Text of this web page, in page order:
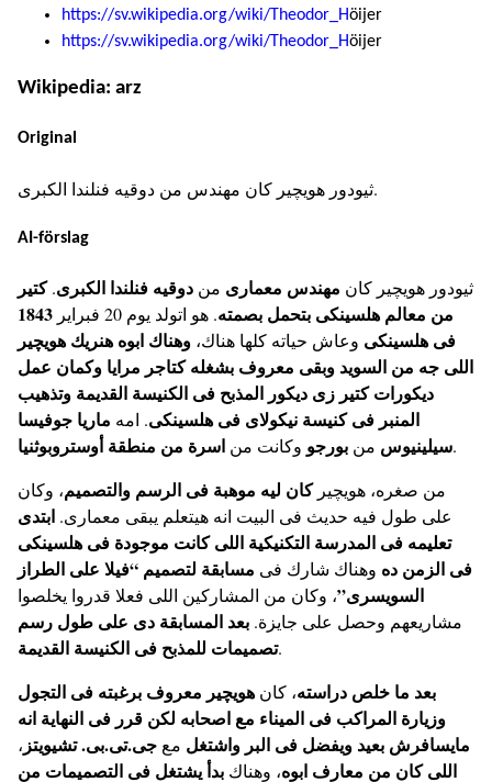
https://sv.wikipedia.org/wiki/Theodor_Höijer
https://sv.wikipedia.org/wiki/Theodor_Höijer
Wikipedia: arz
Original
ثيودور هويچير كان مهندس من دوقيه فنلندا الكبرى.
AI-förslag
ثيودور هويچير كان مهندس معمارى من دوقيه فنلندا الكبرى.كتير
من معالم هلسينكى بتحمل بصمته. هو اتولد يوم 20 فبراير
1843
فى هلسينكى وعاش حياته كلها هناك، وهناك ابوه هنريك هويچير
اللى جه من السويد وبقى معروف بشغله كتاجر مرايا وكمان عمل
ديكورات كتير زى ديكور المذبح فى الكنيسة القديمة وتذهيب
المنبر فى كنيسة نيكولاى فى هلسينكى. امه ماريا جوفيسا
سيلينيوس من بورجو وكانت من اسرة من منطقة أوستروبوثنيا
.
من صغره، هويچيركان ليه موهبة فى الرسم والتصميم، وكان
على طول فيه حديث فى البيت انه هيتعلم يبقى معمارى. ابتدى
تعليمه فى المدرسة التكنيكية اللى كانت موجودة فى هلسينكى
فى الزمن ده وهناك شارك فى مسابقة لتصميم “فيلا على الطراز
السويسرى”، وكان من المشاركين اللى فعلا قدروا يخلصوا
مشاريعهم وحصل على جايزة. بعد المسابقة دى على طول رسم
تصميمات للمذبح فى الكنيسة القديمة.
بعد ما خلص دراسته، كان هويچير معروف برغبته فى التجول
وزيارة المراكب فى الميناء مع اصحابه لكن قرر فى النهاية انه
مايسافرش بعيد ويفضل فى البر واشتغل مع جى.تى.بى. تشيويتز ،
اللى كان من معارف ابوه، وهناك بدأ يشتغل فى التصميمات من